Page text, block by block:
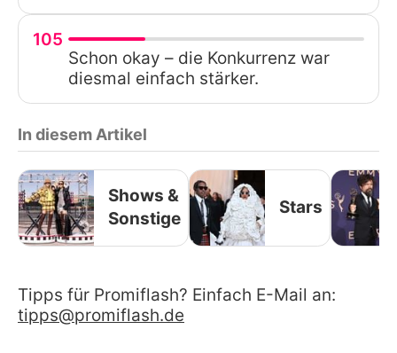
105
Schon okay – die Konkurrenz war
diesmal einfach stärker.
In diesem Artikel
Shows &
Sonstige
Stars
Tipps für Promiflash? Einfach E-Mail an:
tipps@promiflash.de